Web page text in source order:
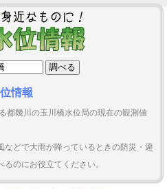
情報
都幾川の玉川橋水位局の現在の観測値
などで大雨が降っているときの防災・避
のにお役立てください。